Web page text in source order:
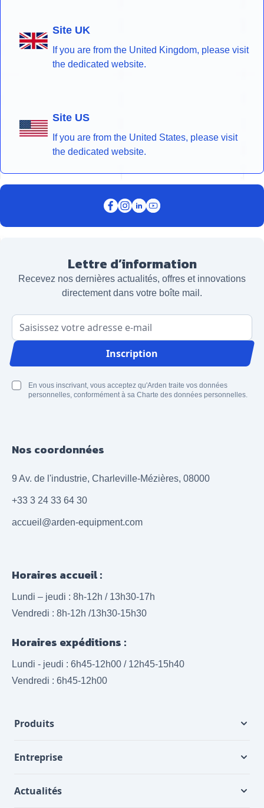
Site UK
If you are from the United Kingdom, please visit
the dedicated website.
Site US
If you are from the United States, please visit
the dedicated website.
Lettre d’information
Recevez nos dernières actualités, offres et innovations
directement dans votre boîte mail.
Adresse email
Inscription
En vous inscrivant, vous acceptez qu'Arden traite vos données
personnelles, conformément à sa Charte des données personnelles.
Nos coordonnées
9 Av. de l'industrie, Charleville-Mézières, 08000
+33 3 24 33 64 30
accueil@arden-equipment.com
Horaires accueil :
Lundi – jeudi : 8h-12h / 13h30-17h
Vendredi : 8h-12h /13h30-15h30
Horaires expéditions :
Lundi - jeudi : 6h45-12h00 / 12h45-15h40
Vendredi : 6h45-12h00
Produits
Entreprise
Actualités